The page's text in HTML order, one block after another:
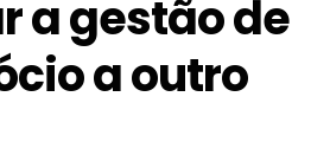
a gestão de
a outro